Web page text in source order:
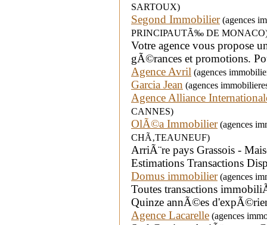
SARTOUX)
Segond Immobilier(agences
PRINCIPAUTÃ‰ DE
Votre agence vous propose
gÃ©rances et promotions.
Agence Avril (agences
Garcia Jean (agences
Agence Alliance
CANNES)
OlÃ©a Immobilier(agences
CHÃ‚TEAUNEUF)
ArriÃ¨re pays Grassois -
Estimations Transactions
Domus immobilier(agences
Toutes transactions
Quinze annÃ©es
Agence Lacarelle (agences